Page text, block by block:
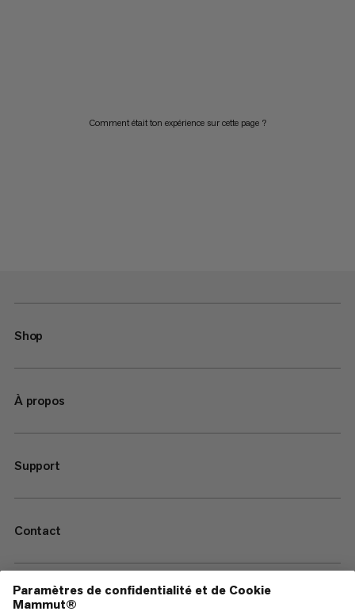
Comment était ton expérience sur cette page ?
Shop
À propos
Support
Contact